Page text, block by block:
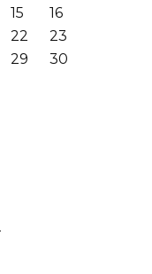
15
16
22
23
29
30